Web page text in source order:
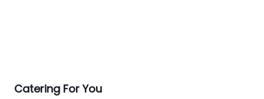
Catering For You